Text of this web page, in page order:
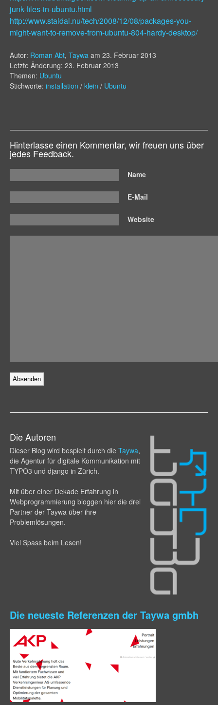
junk-files-in-ubuntu.html
http://www.staldal.nu/tech/2008/12/08/packages-you-
might-want-to-remove-from-ubuntu-804-hardy-desktop/
Autor: Roman Abt, Taywa am 23. Februar 2013
Letzte Änderung: 23. Februar 2013
Themen: Ubuntu
Stichworte: installation / klein / Ubuntu
Hinterlasse einen Kommentar, wir freuen uns über
jedes Feedback.
Name
E-Mail
Website
Die Autoren
Dieser Blog wird bespielt durch die Taywa,
die Agentur für digitale Kommunikation mit
TYPO3 und django in Zürich.
Mit über einer Dekade Erfahrung in
Webprogram­mierung bloggen hier die drei
Partner der Taywa über ihre
Problemlösungen.
Viel Spass beim Lesen!